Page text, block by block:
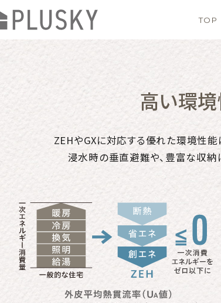
TOP
高い環
ZEHやGXに対応する優れた環境性
浸水時の垂直避難や、豊富な収納